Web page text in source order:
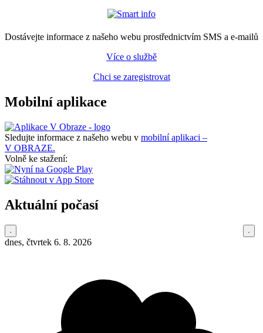
Dostávejte informace z našeho webu prostřednictvím SMS a e-mailů
Více o službě
Chci se zaregistrovat
Mobilní aplikace
Sledujte informace z našeho webu v mobilní aplikaci –
V OBRAZE.
Volně ke stažení:
Aktuální počasí
dnes, čtvrtek 6. 8. 2026